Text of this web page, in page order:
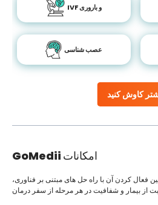
کاوش کنید
IVF و باروری
عصب شناسی
GoMedii امکانات
فعال کردن آن با راه حل های مبتنی بر فناوری،